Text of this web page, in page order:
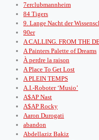
7erclubmannheim
84 Tigers
9. Lange Nacht der
90er
A CALLING. FROM THE
A Painters Palette of Dreams
À perdre la raison
A Place To Get Lost
A PLEIN TEMPS
A.I.-Roboter ‘Musio’
A$AP Nast
A$AP Rocky
Aaron Durogati
abandon
Abdellaziz Bakiz